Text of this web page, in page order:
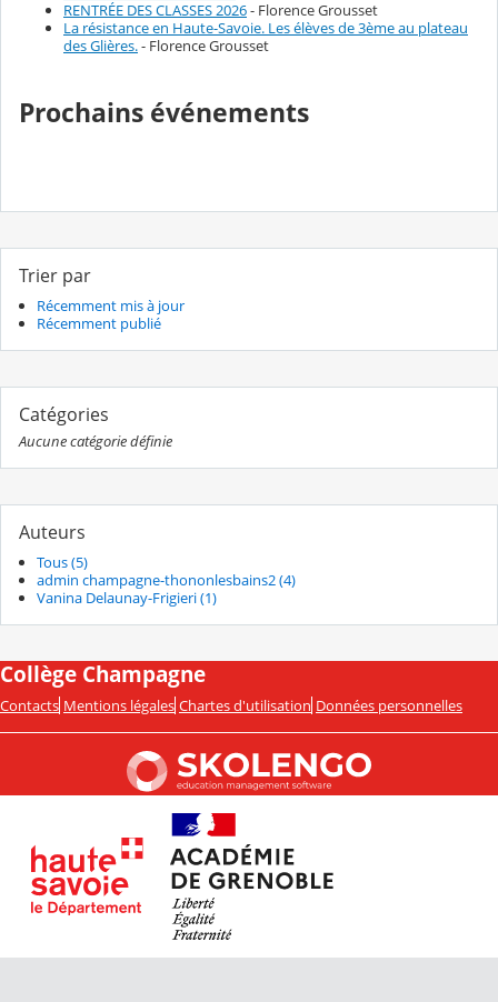
RENTRÉE DES CLASSES 2026- Florence Grousset
La résistance en Haute-Savoie. Les élèves de 3ème au plateau
des Glières.- Florence Grousset
Prochains événements
Trier par
Récemment mis à jour
Récemment publié
Catégories
Aucune catégorie définie
Auteurs
Tous (5)
admin champagne-thononlesbains2 (4)
Vanina Delaunay-Frigieri (1)
Collège Champagne
Contacts Mentions légales Chartes d'utilisation Données personnelles